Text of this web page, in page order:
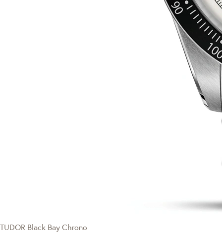
TUDOR Black Bay Chrono